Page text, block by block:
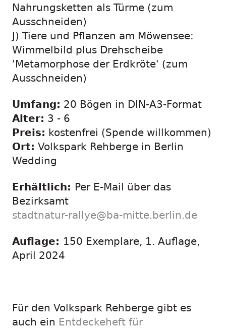
Nahrungsketten als Türme (zum
Ausschneiden)
J) Tiere und Pflanzen am Möwensee:
Wimmelbild plus Drehscheibe
'Metamorphose der Erdkröte' (zum
Ausschneiden)
Umfang: 20 Bögen in DIN-A3-Format
Alter: 3 - 6
Preis: kostenfrei (Spende willkommen)
Ort: Volkspark Rehberge in Berlin
Wedding
Erhältlich: Per E-Mail über das
Bezirksamt
stadtnatur-rallye@ba-mitte.berlin.de
Auflage: 150 Exemplare, 1. Auflage,
April 2024
Für den Volkspark Rehberge gibt es
auch ein Entdeckeheft für